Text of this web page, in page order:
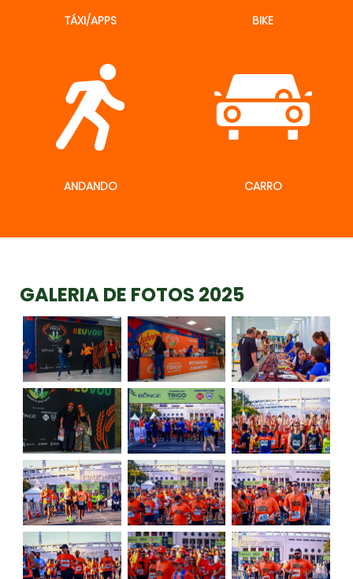
TÁXI/APPS BIKE
ANDANDO CARRO
GALERIA DE FOTOS 2025